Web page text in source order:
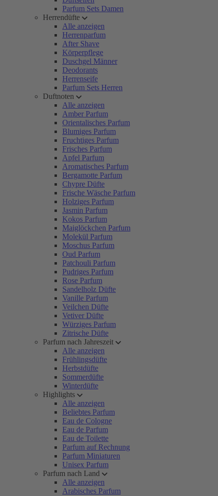
Parfum Sets Damen
Herrendüfte
Alle anzeigen
Herrenparfum
After Shave
Körperpflege
Duschgel Männer
Deodorants
Herrenseife
Parfum Sets Herren
Duftnoten
Alle anzeigen
Amber Parfum
Orientalisches Parfum
Blumiges Parfum
Fruchtiges Parfum
Frisches Parfum
Apfel Parfum
Aromatisches Parfum
Bergamotte Parfum
Chypre Düfte
Frische Wäsche Parfum
Holziges Parfum
Jasmin Parfum
Kokos Parfum
Maiglöckchen Parfum
Molekül Parfum
Moschus Parfum
Oud Parfum
Patchouli Parfum
Pudriges Parfum
Rose Parfum
Sandelholz Düfte
Vanille Parfum
Veilchen Düfte
Vetiver Düfte
Würziges Parfum
Zitrische Düfte
Parfum nach Jahreszeit
Alle anzeigen
Frühlingsdüfte
Herbstdüfte
Sommerdüfte
Winterdüfte
Highlights
Alle anzeigen
Beliebtes Parfum
Eau de Cologne
Eau de Parfum
Eau de Toilette
Parfum auf Rechnung
Parfum Miniaturen
Unisex Parfum
Parfum nach Land
Alle anzeigen
Arabisches Parfum